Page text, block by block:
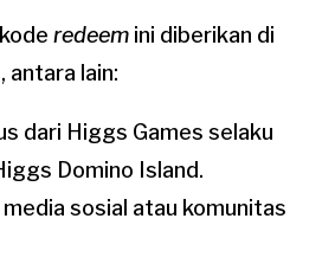
koderedeem ini diberikan di
antara lain:
dari Higgs Games selaku
Domino Island.
sosial atau komunitas